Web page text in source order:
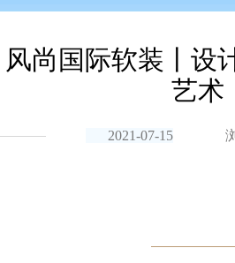
风尚国际软装丨设
艺术
2021-07-15